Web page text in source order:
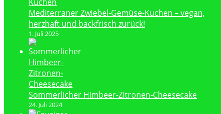
Mediterraner Zwiebel-Gemüse-Kuchen – vegan,
herzhaft und backfrisch zurück!
1. Juli 2025
Sommerlicher Himbeer-Zitronen-Cheesecake
24. Juli 2024